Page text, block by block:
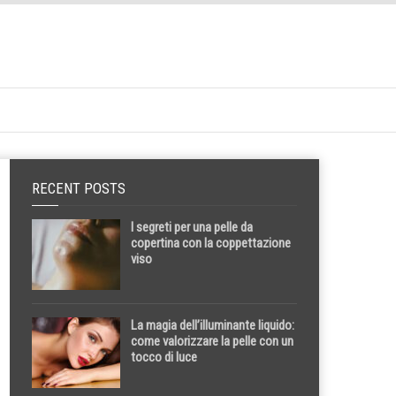
RECENT POSTS
I segreti per una pelle da
copertina con la coppettazione
viso
La magia dell’illuminante liquido:
come valorizzare la pelle con un
tocco di luce